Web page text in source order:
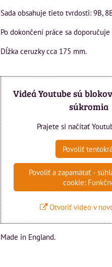
Sada obsahuje tieto tvrdosti: 9B,
Po dokončení práce sa doporučuje
Dĺžka ceruzky cca 175 mm.
Videá Youtube sú
súkromia
Prajete si načítať
Povoliť
Povoliť a zapamätať -
cookie:
Otvoriť video v
Made in England.